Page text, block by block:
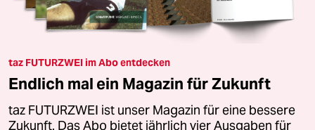
taz FUTURZWEI im Abo entdecken
Endlich mal ein Magazin für Zukunft
taz FUTURZWEI ist unser Magazin für eine bessere
Zukunft. Das Abo bietet jährlich vier Ausgaben für